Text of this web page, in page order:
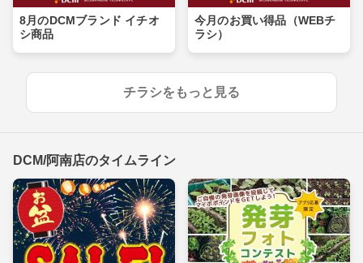
8月のDCMブランド イチオ
シ商品
今月のお買い得品（WEBチ
ラシ）
チラシをもっと見る
DCM/阿南店のタイムライン